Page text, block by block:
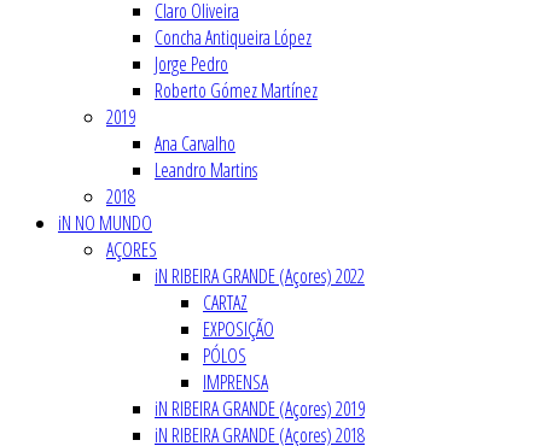
Claro Oliveira
Concha Antiqueira López
Jorge Pedro
Roberto Gómez Martínez
2019
Ana Carvalho
Leandro Martins
2018
iN NO MUNDO
AÇORES
iN RIBEIRA GRANDE (Açores) 2022
CARTAZ
EXPOSIÇÃO
PÓLOS
IMPRENSA
iN RIBEIRA GRANDE (Açores) 2019
iN RIBEIRA GRANDE (Açores) 2018